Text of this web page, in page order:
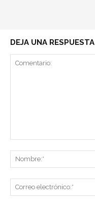
DEJA UNA RESPUESTA